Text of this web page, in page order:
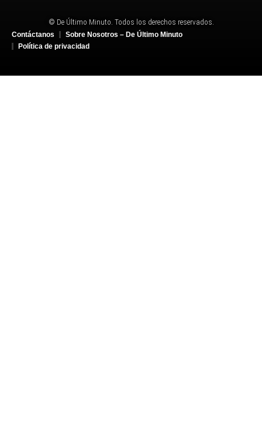
© De Último Minuto. Todos los derechos reservados.
Contáctanos
Sobre Nosotros – De Último Minuto
Política de privacidad